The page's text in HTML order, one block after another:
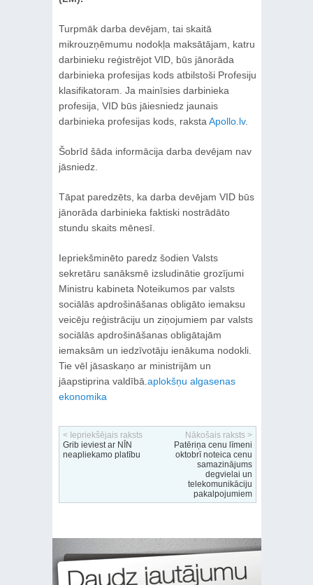
Turpmāk darba devējam, tai skaitā
mikrouzņēmumu nodokļa maksātājam, katru
darbinieku reģistrējot VID, būs jānorāda
darbinieka profesijas kods atbilstoši Profesiju
klasifikatoram. Ja mainīsies darbinieka
profesija, VID būs jāiesniedz jaunais
darbinieka profesijas kods, raksta Apollo.lv.
Šobrīd šāda informācija darba devējam nav
jāsniedz.
Tāpat paredzēts, ka darba devējam VID būs
jānorāda darbinieka faktiski nostrādāto
stundu skaits mēnesī.
Iepriekšminēto paredz šodien Valsts
sekretāru sanāksmē izsludinātie grozījumi
Ministru kabineta Noteikumos par valsts
sociālās apdrošināšanas obligāto iemaksu
veicēju reģistrāciju un ziņojumiem par valsts
sociālās apdrošināšanas obligātajām
iemaksām un iedzīvotāju ienākuma nodokli.
Tie vēl jāsaskaņo ar ministrijām un
jāapstiprina valdībā. aplokšņu algasenas
ekonomika
< Iepriekšējais raksts
Grib ieviest ar NĪN
neapliekamo platību
Nākošais raksts >
Patēriņa cenu līmeni
oktobrī noteica cenu
samazinājums
degvielai un
telekomunikāciju
pakalpojumiem